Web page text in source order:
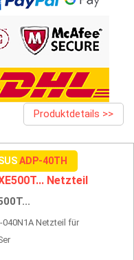
Produktdetails >>
ADP-40TH
040N1A Netzteil für